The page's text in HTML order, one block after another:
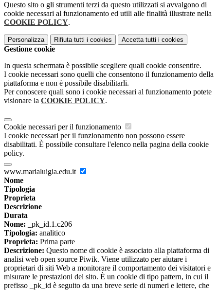
Questo sito o gli strumenti terzi da questo utilizzati si avvalgono di
cookie necessari al funzionamento ed utili alle finalità illustrate nella
COOKIE POLICY.
Personalizza Rifiuta tutti i cookies Accetta tutti i cookies
Gestione cookie
In questa schermata è possibile scegliere quali cookie consentire.
I cookie necessari sono quelli che consentono il funzionamento della
piattaforma e non è possibile disabilitarli.
Per conoscere quali sono i cookie necessari al funzionamento potete
visionare la COOKIE POLICY.
Cookie necessari per il funzionamento
I cookie necessari per il funzionamento non possono essere
disabilitati. È possibile consultare l'elenco nella pagina della cookie
policy.
www.marialuigia.edu.it
Nome
Tipologia
Proprieta
Descrizione
Durata
Nome: _pk_id.1.c206
Tipologia: analitico
Proprieta: Prima parte
Descrizione: Questo nome di cookie è associato alla piattaforma di
analisi web open source Piwik. Viene utilizzato per aiutare i
proprietari di siti Web a monitorare il comportamento dei visitatori e
misurare le prestazioni del sito. È un cookie di tipo pattern, in cui il
prefisso _pk_id è seguito da una breve serie di numeri e lettere, che